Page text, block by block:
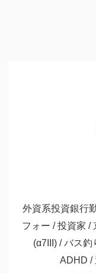
外資系投資銀行
フォー / 投資家 /
(α7III) / バス
ADHD /